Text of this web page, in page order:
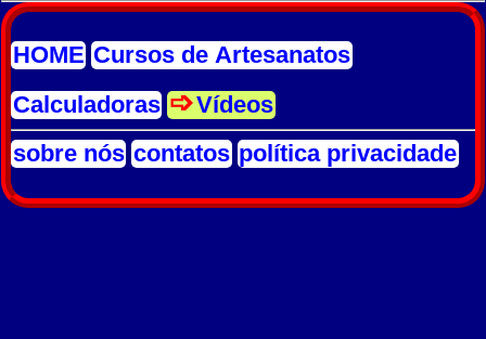
HOME Cursos de Artesanatos
Calculadoras
Vídeos
sobre nós contatos política privacidade